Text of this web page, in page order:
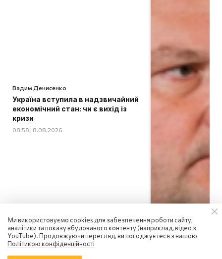
Вадим Денисенко
Україна вступила в надзвичайний
економічний стан: чи є вихід із
кризи
08:58 | 8.08.2026
Ми використовуємо cookies для забезпечення роботи сайту,
аналітики та показу вбудованого контенту (наприклад, відео з
YouTube). Продовжуючи перегляд, ви погоджуєтеся з нашою
Політикою конфіденційності